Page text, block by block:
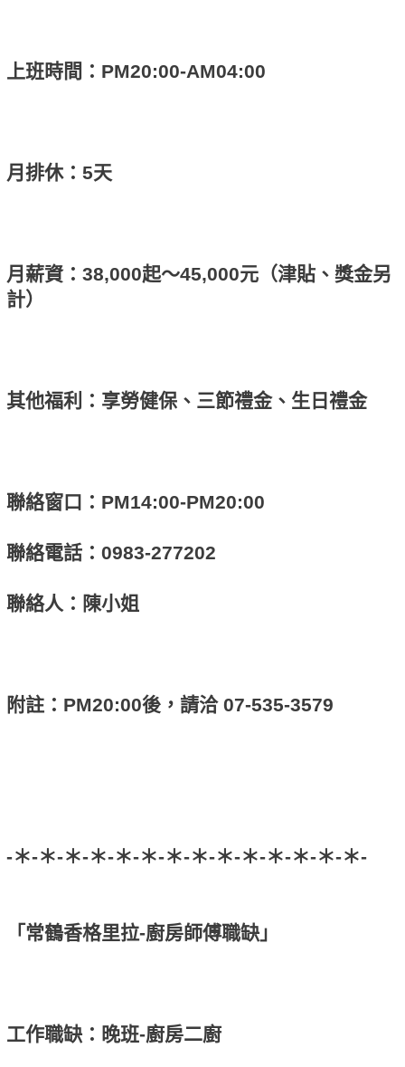
上班時間：PM20:00-AM04:00
月排休：5天
月薪資：38,000起～45,000元（津貼、獎金另
計）
其他福利：享勞健保、三節禮金、生日禮金
聯絡窗口：PM14:00-PM20:00
聯絡電話：0983-277202
聯絡人：陳小姐
附註：PM20:00後，請洽 07-535-3579
-＊-＊-＊-＊-＊-＊-＊-＊-＊-＊-＊-＊-＊-＊-
「常鶴香格里拉-廚房師傅職缺」
工作職缺：晚班-廚房二廚